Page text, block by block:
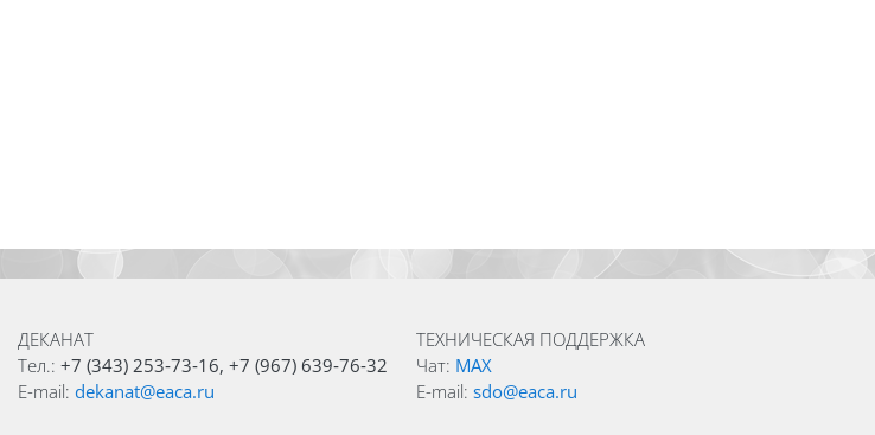
Блоки
ДЕКАНАТ
Тел.: +7 (343) 253‑73‑16, +7 (967) 639‑76‑32
E-mail: dekanat@eaca.ru
ТЕХНИЧЕСКАЯ ПОДДЕРЖКА
Чат: MAX
E-mail: sdo@eaca.ru